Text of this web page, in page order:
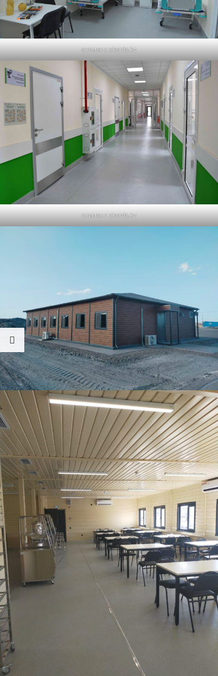
снимок с akorda.kz
снимок с akorda.kz